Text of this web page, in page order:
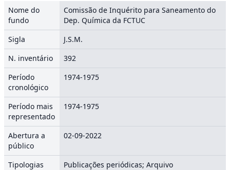
Nome do
fundo
Comissão de Inquérito para Saneamento do
Dep. Química da FCTUC
Sigla
J.S.M.
N. inventário
392
Período
cronológico
1974-1975
Período mais
representado
1974-1975
Abertura a
público
02-09-2022
Tipologias
Publicações periódicas; Arquivo